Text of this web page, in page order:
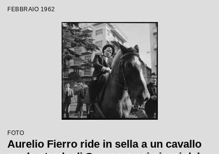
FEBBRAIO 1962
FOTO
Aurelio Fierro ride in sella a un cavallo